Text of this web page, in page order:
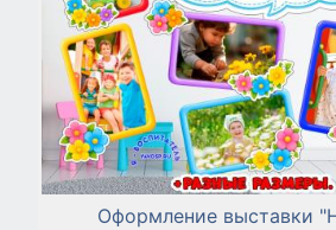
Оформление выставки